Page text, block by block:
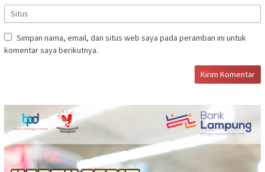
Simpan nama, email, dan situs web saya pada peramban ini untuk
komentar saya berikutnya.